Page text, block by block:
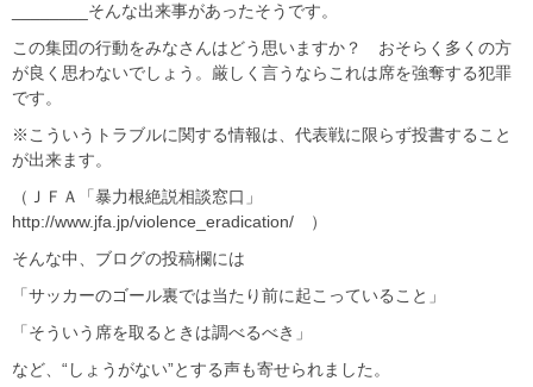
________そんな出来事があったそうです。
この集団の行動をみなさんはどう思いますか？ おそらく多くの方
が良く思わないでしょう。厳しく言うならこれは席を強奪する犯罪
です。
※こういうトラブルに関する情報は、代表戦に限らず投書すること
が出来ます。
（ＪＦＡ「暴力根絶説相談窓口」
http://www.jfa.jp/violence_eradication/ ）
そんな中、ブログの投稿欄には
「サッカーのゴール裏では当たり前に起こっていること」
「そういう席を取るときは調べるべき」
など、“しょうがない”とする声も寄せられました。